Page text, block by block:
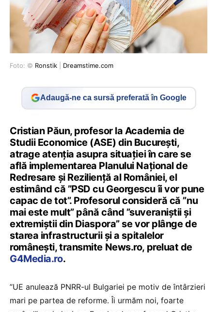
Foto: © Ronstik Dreamstime.com
Adaugă-ne ca sursă preferată în Google
Cristian Păun, profesor la Academia de
Studii Economice (ASE) din Bucureşti,
atrage atenţia asupra situaţiei în care se
află implementarea Planului Naţional de
Redresare şi Rezilienţă al României, el
estimând că ”PSD cu Georgescu îi vor pune
capac de tot”. Profesorul consideră că ”nu
mai este mult” până când ”suveraniştii şi
extremiştii din Diaspora” se vor plânge de
starea infrastructurii şi a spitalelor
româneşti, transmite News.ro, preluat de
G4Media.ro.
”UE anulează PNRR-ul Bulgariei pe motiv de întârzieri
mari pe partea de reforme. Îi urmăm noi, foarte